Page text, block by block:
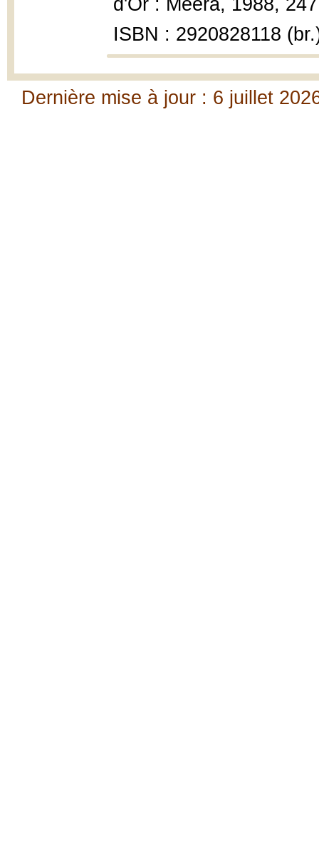
d'Or : Meera, 1988,
ISBN : 2920828118
Dernière mise à jour : 6 juillet